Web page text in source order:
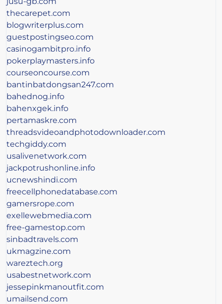
thecarepet.com
blogwriterplus.com
guestpostingseo.com
casinogambitpro.info
pokerplaymasters.info
courseoncourse.com
bantinbatdongsan247.com
bahednog.info
bahenxgek.info
pertamaskre.com
threadsvideoandphotodownloader.com
techgiddy.com
usalivenetwork.com
jackpotrushonline.info
ucnewshindi.com
freecellphonedatabase.com
gamersrope.com
exellewebmedia.com
free-gamestop.com
sinbadtravels.com
ukmagzine.com
wareztech.org
usabestnetwork.com
jessepinkmanoutfit.com
umailsend.com